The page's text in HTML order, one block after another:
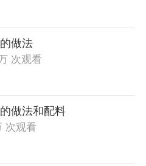
做法
次观看
做法和配料
次观看